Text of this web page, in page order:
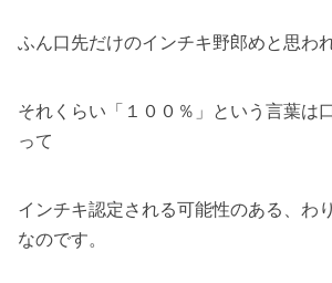
ふん口先だけのインチキ野郎めと思わ
それくらい「１００％」という言葉は
って
インチキ認定される可能性のある、わ
なのです。